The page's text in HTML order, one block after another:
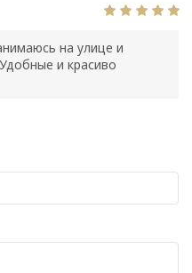
на улице и
и красиво